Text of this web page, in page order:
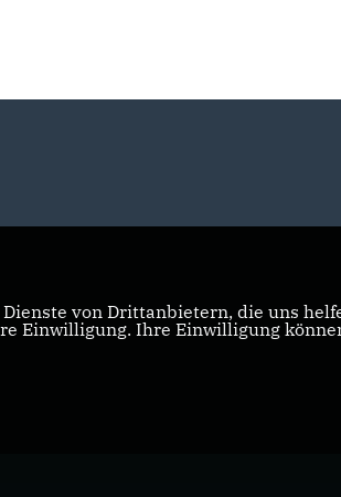
von Drittanbietern, die uns
Einwilligung. Ihre Einwilligung